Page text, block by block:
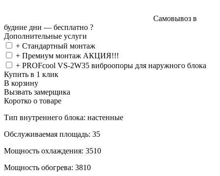
Самовывоз в
будние дни — бесплатно ?
Дополнительные услуги
+ Стандартный монтаж
+ Премиум монтаж АКЦИЯ!!!
+ PROFcool VS-2W35 виброопоры для наружного блока
Купить в 1 клик
В корзину
Вызвать замерщика
Коротко о товаре
Тип внутреннего блока: настенные
Обслуживаемая площадь: 35
Мощность охлаждения: 3510
Мощность обогрева: 3810